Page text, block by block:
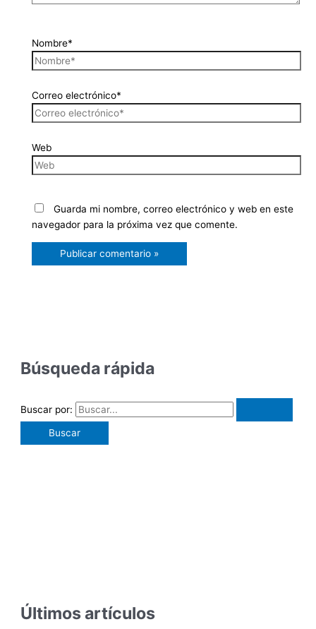
Nombre*
Correo electrónico*
Web
Guarda mi nombre, correo electrónico y web en este
navegador para la próxima vez que comente.
Búsqueda rápida
Buscar por:
Últimos artículos